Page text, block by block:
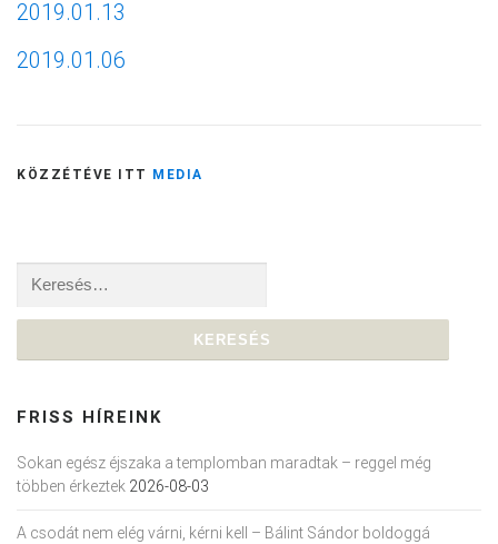
2019.01.13
2019.01.06
KÖZZÉTÉVE ITT MEDIA
Keresés:
FRISS HÍREINK
Sokan egész éjszaka a templomban maradtak – reggel még
többen érkeztek 2026-08-03
A csodát nem elég várni, kérni kell – Bálint Sándor boldoggá